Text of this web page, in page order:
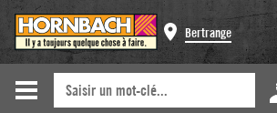
Bertrange